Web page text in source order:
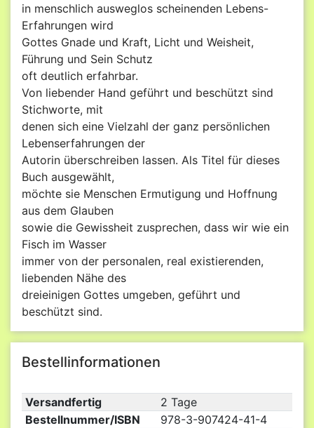
in menschlich ausweglos scheinenden Lebens-
Erfahrungen wird
Gottes Gnade und Kraft, Licht und Weisheit,
Führung und Sein Schutz
oft deutlich erfahrbar.
Von liebender Hand geführt und beschützt sind
Stichworte, mit
denen sich eine Vielzahl der ganz persönlichen
Lebenserfahrungen der
Autorin überschreiben lassen. Als Titel für dieses
Buch ausgewählt,
möchte sie Menschen Ermutigung und Hoffnung
aus dem Glauben
sowie die Gewissheit zusprechen, dass wir wie ein
Fisch im Wasser
immer von der personalen, real existierenden,
liebenden Nähe des
dreieinigen Gottes umgeben, geführt und
beschützt sind.
Bestellinformationen
Versandfertig
2 Tage
Bestellnummer/ISBN
978-3-907424-41-4